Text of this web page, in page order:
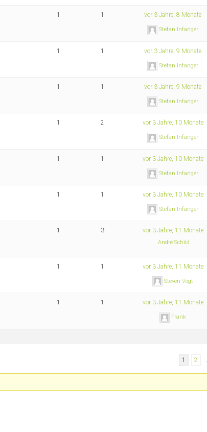
1 1 vor 3 Jahre, 8 Monate
Stefan Infanger
1 1 vor 3 Jahre, 9 Monate
Stefan Infanger
1 1 vor 3 Jahre, 9 Monate
Stefan Infanger
1 2 vor 3 Jahre, 10 Monate
Stefan Infanger
1 1 vor 3 Jahre, 10 Monate
Stefan Infanger
1 1 vor 3 Jahre, 10 Monate
Stefan Infanger
1 3 vor 3 Jahre, 11 Monate
André Schild
1 1 vor 3 Jahre, 11 Monate
Steven Vogt
1 1 vor 3 Jahre, 11 Monate
Frank
1 2